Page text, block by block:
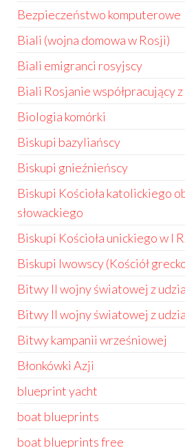
Bezpieczeństwo komputerowe
Biali (wojna domowa w Rosji)
Biali emigranci rosyjscy
Biali Rosjanie współpracujący z
Biologia komórki
Biskupi bazyliańscy
Biskupi gnieźnieńscy
Biskupi Kościoła katolickiego
słowackiego
Biskupi Kościoła unickiego w I
Biskupi lwowscy (Kościół
Bitwy II wojny światowej z
Bitwy II wojny światowej z
Bitwy kampanii wrześniowej
Błonkówki Azji
blueprint yacht
boat blueprints
boat blueprints free